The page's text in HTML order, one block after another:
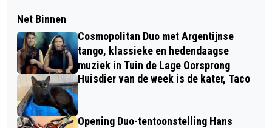
Net Binnen
Cosmopolitan Duo met Argentijnse
tango, klassieke en hedendaagse
muziek in Tuin de Lage Oorsprong
Huisdier van de week is de kater, Taco
Opening Duo-tentoonstelling Hans